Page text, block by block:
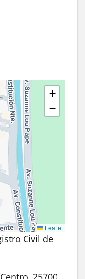
+
−
Leaflet
Civil de
25700